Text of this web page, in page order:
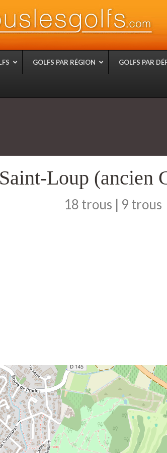
GOLFS PAR RÉGION GOLFS PAR
Loup (ancien
18 trous | 9 trous